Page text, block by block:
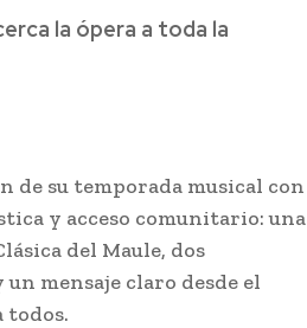
la ópera a toda la
de su temporada musical con
y acceso comunitario: una
del Maule, dos
mensaje claro desde el
todos.